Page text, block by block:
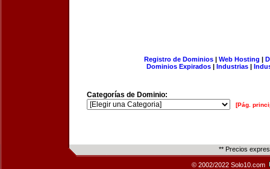
Registro de Dominios| Web Hosting |
Dominios Expirados | Industrias |
Categorías de Dominio:
[Pág.
** Precios
© 2002/2022 Solo10.com